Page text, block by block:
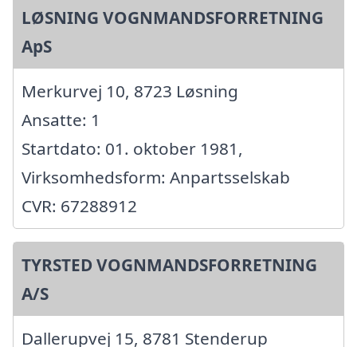
LØSNING VOGNMANDSFORRETNING
ApS
Merkurvej 10, 8723 Løsning
Ansatte: 1
Startdato: 01. oktober 1981,
Virksomhedsform: Anpartsselskab
CVR: 67288912
TYRSTED VOGNMANDSFORRETNING
A/S
Dallerupvej 15, 8781 Stenderup